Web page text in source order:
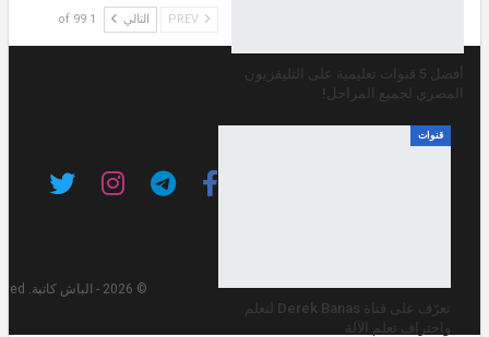
أفضل 5 قنوات تعليمية على التليفزيون
المصري لجميع المراحل!
قنوات
تعرّف على قناة Derek Banas لتعلم
واحتراف تعلم الآلة
التالي 1 of 99
© 2026 - الباش كاتبة. All Rights Reserved.